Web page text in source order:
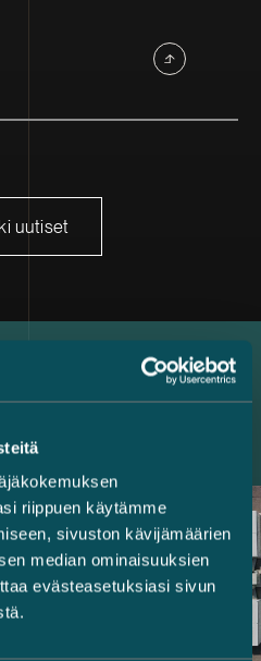
riippuen käytämme
sivuston kävijämäärien
median ominaisuuksien
evästeasetuksiasi sivun
uutiset